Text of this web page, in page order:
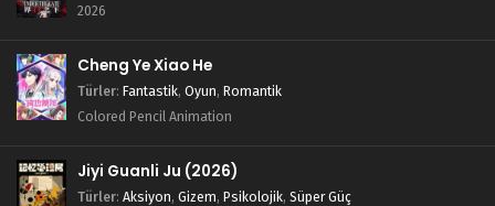
2026
Cheng Ye Xiao He
Türler: Fantastik, Oyun, Romantik
Colored Pencil Animation
Jiyi Guanli Ju (2026)
Türler: Aksiyon, Gizem, Psikolojik, Süper Güç